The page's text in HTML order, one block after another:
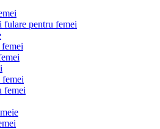
fulare pentru femei
femei